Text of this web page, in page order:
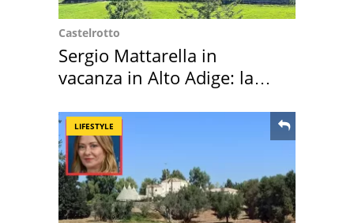
Castelrotto
Sergio Mattarella in
vacanza in Alto Adige: la
LIFESTYLE